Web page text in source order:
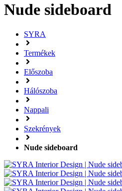
Nude sideboard
SYRA
Termékek
Előszoba
Hálószoba
Nappali
Szekrények
Nude sideboard